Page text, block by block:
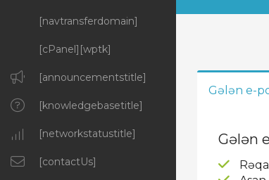
[navtransferdomain]
[cPanel][wptk]
[announcementstitle]
[knowledgebasetitle]
[networkstatustitle]
[contactUs]
Gələn e-
Gələn